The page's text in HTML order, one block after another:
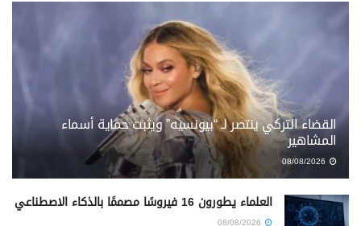
القضاء التركي ينتصر لـ “بيونسيه” ويثبت حماية أسماء
المشاهير
العلماء يطورون 16 فيروسًا مصممًا بالذكاء الاصطناعي